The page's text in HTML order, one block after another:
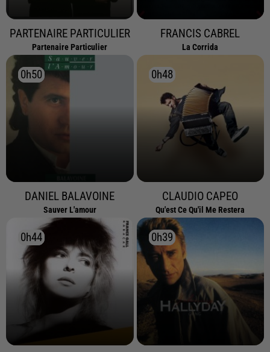
PARTENAIRE PARTICULIER
Partenaire Particulier
FRANCIS CABREL
La Corrida
0h50
0h50
DANIEL BALAVOINE
Sauver L'amour
0h48
0h48
CLAUDIO CAPEO
Qu'est Ce Qu'il Me Restera
0h44
0h44 0h39
0h39